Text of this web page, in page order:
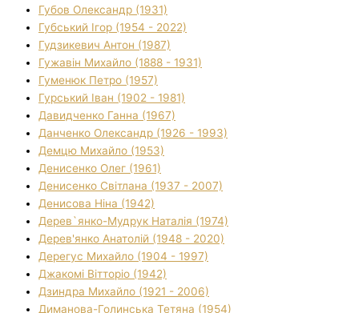
Губов Олександр (1931)
Губський Ігор (1954 - 2022)
Гудзикевич Антон (1987)
Гужавін Михайло (1888 - 1931)
Гуменюк Петро (1957)
Гурський Іван (1902 - 1981)
Давидченко Ганна (1967)
Данченко Олександр (1926 - 1993)
Демцю Михайло (1953)
Денисенко Олег (1961)
Денисенко Світлана (1937 - 2007)
Денисова Ніна (1942)
Дерев`янко-Мудрук Наталія (1974)
Дерев'янко Анатолій (1948 - 2020)
Дерегус Михайло (1904 - 1997)
Джакомі Вітторіо (1942)
Дзиндра Михайло (1921 - 2006)
Диманова-Голинська Тетяна (1954)